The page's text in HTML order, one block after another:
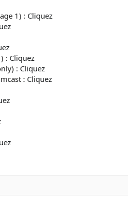
1) : Cliquez
: Cliquez
: Cliquez
: Cliquez